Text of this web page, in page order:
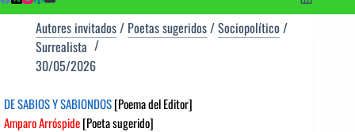
Autores invitados/ Poetas sugeridos/Sociopolítico /
Surrealista
30/05/2026
DE SABIOS Y SABIONDOS[Poema del Editor]
Amparo Arróspide[Poeta sugerido]